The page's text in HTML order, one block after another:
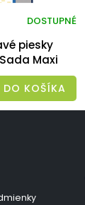
piesky
Maxi
DOSTUPNÉ
DO KOŠÍKA